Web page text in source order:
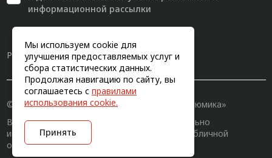
Мы используем cookie для
улучшения предоставляемых услуг и
сбора статистических данных.
Продолжая навигацию по сайту, вы
соглашаетесь с правилами
использования cookie.
Принять
информационной рассылки
Разработка сайта
© 2011-2026, Конструкционный профиль «Алюмика»
Вся информация на сайте имеет исключительно
информационный характер и не является публичной
офертой